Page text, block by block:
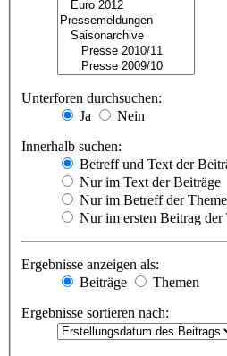
Unterforen durchsuchen:
Ja
Nein
Innerhalb suchen:
Betreff und Text der
Nur im Text der Beiträge
Nur im Betreff der
Nur im ersten Beitrag der
Ergebnisse anzeigen als:
Beiträge
Themen
Ergebnisse sortieren nach: